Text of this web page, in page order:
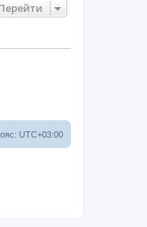
UTC+03:00